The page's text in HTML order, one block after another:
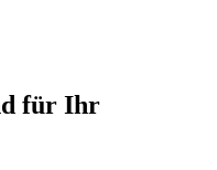
für Ihr